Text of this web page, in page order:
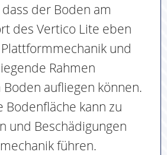
der Boden am
des Vertico Lite eben
und
Rahmen
aufliegen können.
Bodenfläche kann zu
und Beschädigungen
führen.